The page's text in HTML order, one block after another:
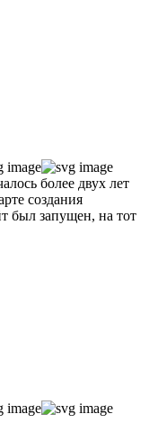
более двух лет
создания
был запущен, на тот